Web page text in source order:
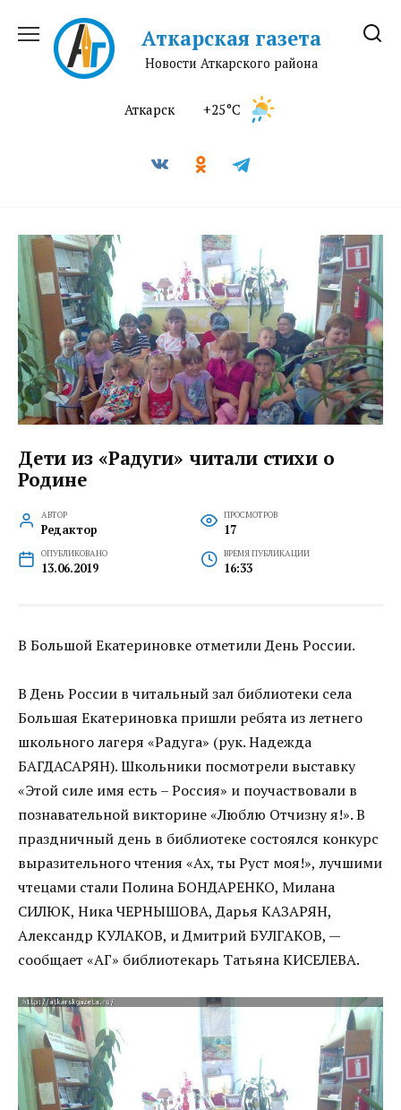
содержанию
Аткарская газета
Новости Аткарского района
Аткарск +25°C
Дети из «Радуги» читали стихи о
Родине
АВТОР
Редактор
ПРОСМОТРОВ
17
ОПУБЛИКОВАНО
13.06.2019
ВРЕМЯ ПУБЛИКАЦИИ
16:33
В Большой Екатериновке отметили День России.
В День России в читальный зал библиотеки села
Большая Екатериновка пришли ребята из летнего
школьного лагеря «Радуга» (рук. Надежда
БАГДАСАРЯН). Школьники посмотрели выставку
«Этой силе имя есть – Россия» и поучаствовали в
познавательной викторине «Люблю Отчизну я!». В
праздничный день в библиотеке состоялся конкурс
выразительного чтения «Ах, ты Руст моя!», лучшими
чтецами стали Полина БОНДАРЕНКО, Милана
СИЛЮК, Ника ЧЕРНЫШОВА, Дарья КАЗАРЯН,
Александр КУЛАКОВ, и Дмитрий БУЛГАКОВ, —
сообщает «АГ» библиотекарь Татьяна КИСЕЛЕВА.